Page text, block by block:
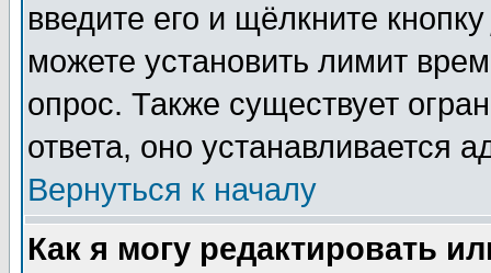
введите его и щёлкните
можете установить лимит
опрос. Также существует
ответа, оно устанавливается
Вернуться к началу
Как я могу редактировать